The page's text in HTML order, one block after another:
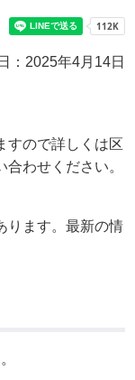
：2025年4月14日
すので詳しくは区
わせください。
ります。最新の情